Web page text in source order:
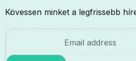
Kövessen minket a legfrissebb